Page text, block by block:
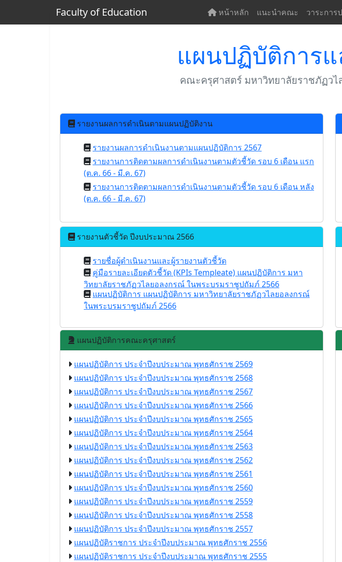
Faculty of Education หน้าหลัก แนะนำคณะ วาระการ
แผนปฏิบัติการ
คณะครุศาสตร์ มหาวิทยาลัยราชภัฏว
รายงานผลการดำเนินตามแผนปฏิบัติงาน
รายงานผลการดำเนินงานตามแผนปฏิบัติการ 2567
รายงานการติดตามผลการดำเนินงานตามตัวชี้วัด รอบ 6 เดือน แรก
(ต.ค. 66 - มี.ค. 67)
รายงานการติดตามผลการดำเนินงานตามตัวชี้วัด รอบ 6 เดือน หลัง
(ต.ค. 66 - มี.ค. 67)
รายงานตัวชี้วัด ปีงบประมาณ 2566
รายชื่อผู้ดำเนินงานและผู้รายงานตัวชี้วัด
คู่มือรายละเอียดตัวชี้วัด (KPIs Templeate) แผนปฏิบัติการ มหา
วิทยาลัยราชภัฏวไลยอลงกรณ์ ในพระบรมราชูปถัมภ์ 2566
แผนปฏิบัติการ แผนปฏิบัติการ มหาวิทยาลัยราชภัฏวไลยอลงกรณ์
ในพระบรมราชูปถัมภ์ 2566
แผนปฏิบัติการคณะครุศาสตร์
แผนปฏิบัติการ ประจำปีงบประมาณ พุทธศักราช 2569
แผนปฏิบัติการ ประจำปีงบประมาณ พุทธศักราช 2568
แผนปฏิบัติการ ประจำปีงบประมาณ พุทธศักราช 2567
แผนปฏิบัติการ ประจำปีงบประมาณ พุทธศักราช 2566
แผนปฏิบัติการ ประจำปีงบประมาณ พุทธศักราช 2565
แผนปฏิบัติการ ประจำปีงบประมาณ พุทธศักราช 2564
แผนปฏิบัติการ ประจำปีงบประมาณ พุทธศักราช 2563
แผนปฏิบัติการ ประจำปีงบประมาณ พุทธศักราช 2562
แผนปฏิบัติการ ประจำปีงบประมาณ พุทธศักราช 2561
แผนปฏิบัติการ ประจำปีงบประมาณ พุทธศักราช 2560
แผนปฏิบัติการ ประจำปีงบประมาณ พุทธศักราช 2559
แผนปฏิบัติการ ประจำปีงบประมาณ พุทธศักราช 2558
แผนปฏิบัติการ ประจำปีงบประมาณ พุทธศักราช 2557
แผนปฏิบัติราชการ ประจำปีงบประมาณ พุทธศักราช 2556
แผนปฏิบัติราชการ ประจำปีงบประมาณ พุทธศักราช 2555